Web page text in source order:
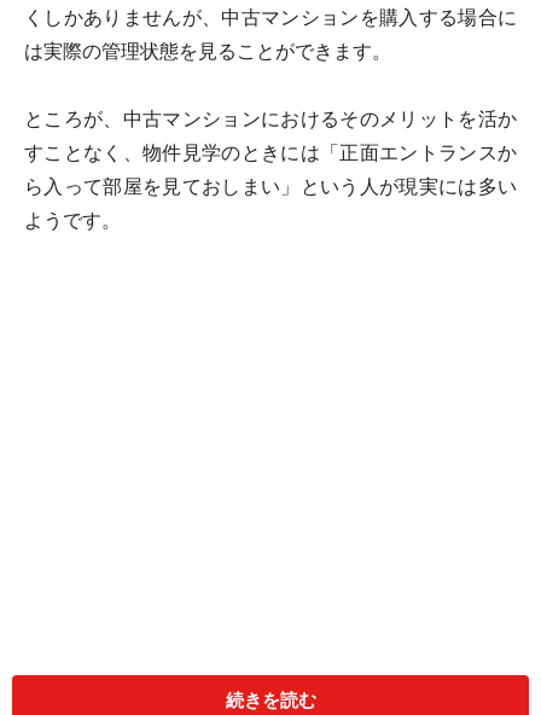
くしかありませんが、中古マンションを購入する場合に
は実際の管理状態を見ることができます。
ところが、中古マンションにおけるそのメリットを活か
すことなく、物件見学のときには「正面エントランスか
ら入って部屋を見ておしまい」という人が現実には多い
ようです。
で確認しておきたいポイントをいくつか挙げてみまし
続きを読む